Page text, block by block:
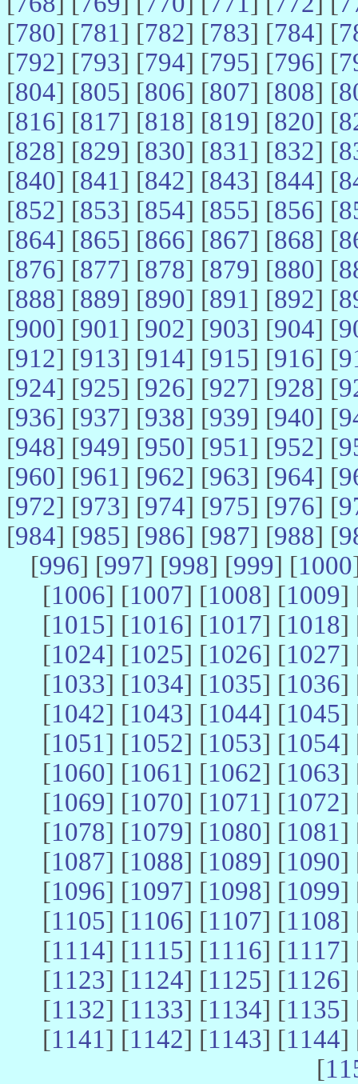
[780] [781] [782] [783] [784] [
[792] [793] [794] [795] [796] [
[804] [805] [806] [807] [808] [
[816] [817] [818] [819] [820] [
[828] [829] [830] [831] [832] [
[840] [841] [842] [843] [844] [
[852] [853] [854] [855] [856] [
[864] [865] [866] [867] [868] [
[876] [877] [878] [879] [880] [
[888] [889] [890] [891] [892] [
[900] [901] [902] [903] [904] [
[912] [913] [914] [915] [916] [
[924] [925] [926] [927] [928] [
[936] [937] [938] [939] [940] [
[948] [949] [950] [951] [952] [
[960] [961] [962] [963] [964] [
[972] [973] [974] [975] [976] [
[984] [985] [986] [987] [988] [
[996] [997] [998] [999] [1000
[1006] [1007] [1008] [1009]
[1015] [1016] [1017] [1018]
[1024] [1025] [1026] [1027]
[1033] [1034] [1035] [1036]
[1042] [1043] [1044] [1045]
[1051] [1052] [1053] [1054]
[1060] [1061] [1062] [1063]
[1069] [1070] [1071] [1072]
[1078] [1079] [1080] [1081]
[1087] [1088] [1089] [1090]
[1096] [1097] [1098] [1099]
[1105] [1106] [1107] [1108]
[1114] [1115] [1116] [1117]
[1123] [1124] [1125] [1126]
[1132] [1133] [1134] [1135]
[1141] [1142] [1143] [1144]
[